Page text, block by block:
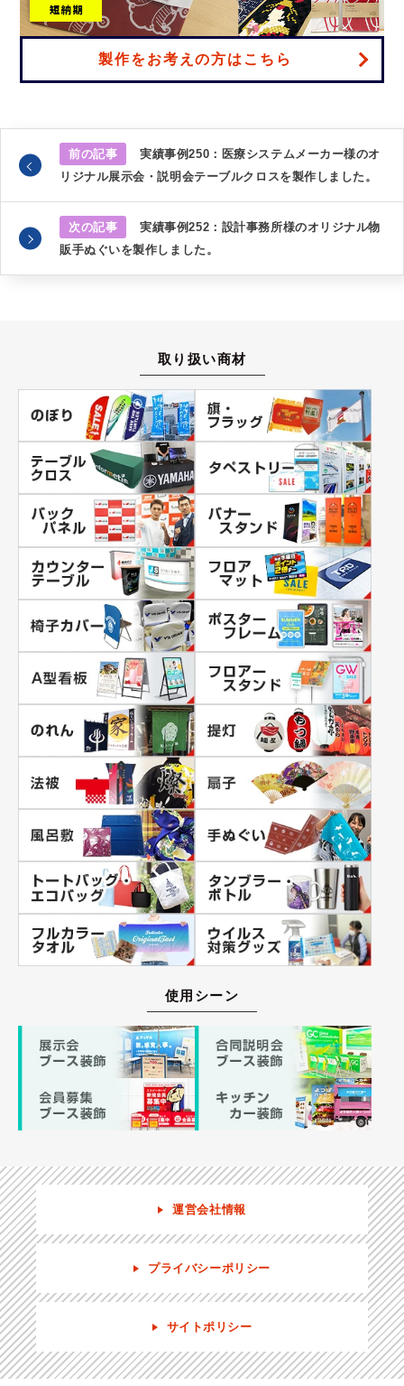
製作をお考えの方はこちら
前の記事
実績事例250：医療システムメーカー様のオ
リジナル展示会・説明会テーブルクロスを製作しました。
次の記事
実績事例252：設計事務所様のオリジナル物
販手ぬぐいを製作しました。
取り扱い商材
使用シーン
運営会社情報
プライバシーポリシー
サイトポリシー